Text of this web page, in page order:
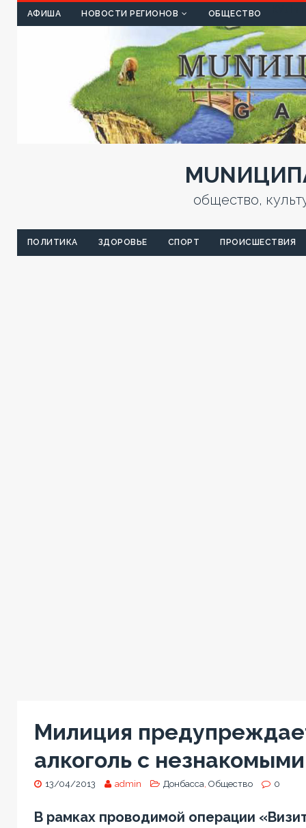
АФИША НОВОСТИ РЕГИОНОВ ОБЩЕСТВО
общество,
ПОЛИТИКА ЗДОРОВЬЕ СПОРТ ПРОИСШЕСТВИЯ
Милиция
алкоголь с
13/04/2013 admin Донбасса Общество 0
В рамках проводимой операции